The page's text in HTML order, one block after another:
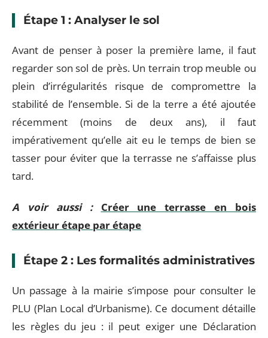
Étape 1 : Analyser le sol
Avant de penser à poser la première lame, il faut
regarder son sol de près. Un terrain trop meuble ou
plein d’irrégularités risque de compromettre la
stabilité de l’ensemble. Si de la terre a été ajoutée
récemment (moins de deux ans), il faut
impérativement qu’elle ait eu le temps de bien se
tasser pour éviter que la terrasse ne s’affaisse plus
tard.
A voir aussi :
Créer une terrasse en bois
extérieur étape par étape
Étape 2 : Les formalités administratives
Un passage à la mairie s’impose pour consulter le
PLU (Plan Local d’Urbanisme). Ce document détaille
les règles du jeu : il peut exiger une Déclaration